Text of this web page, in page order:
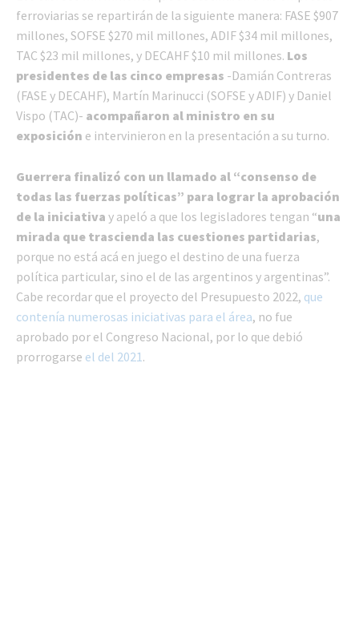
ferroviarias se repartirán de la siguiente manera: FASE $907
millones, SOFSE $270 mil millones, ADIF $34 mil millones,
TAC $23 mil millones, y DECAHF $10 mil millones. Los
presidentes de las cinco empresas -Damián Contreras
(FASE y DECAHF), Martín Marinucci (SOFSE y ADIF) y Daniel
Vispo (TAC)- acompañaron al ministro en su
exposición e intervinieron en la presentación a su turno.
Guerrera finalizó con un llamado al “consenso de
todas las fuerzas políticas” para lograr la aprobación
de la iniciativa y apeló a que los legisladores tengan “una
mirada que trascienda las cuestiones partidarias,
porque no está acá en juego el destino de una fuerza
política particular, sino el de las argentinos y argentinas”.
Cabe recordar que el proyecto del Presupuesto 2022, que
contenía numerosas iniciativas para el área, no fue
aprobado por el Congreso Nacional, por lo que debió
prorrogarse el del 2021 .